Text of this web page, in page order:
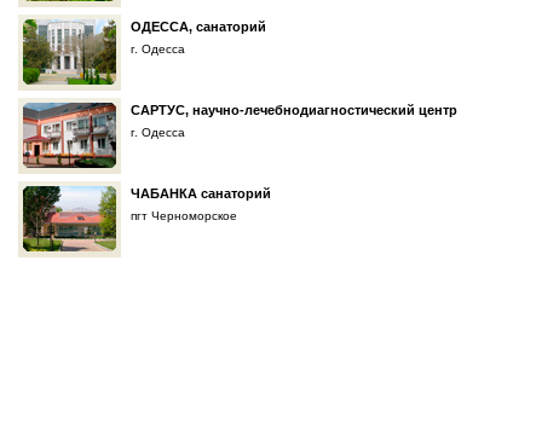
ОДЕССА, санаторий
г. Одесса
САРТУС, научно-лечебнодиагностический центр
г. Одесса
ЧАБАНКА санаторий
пгт Черноморское